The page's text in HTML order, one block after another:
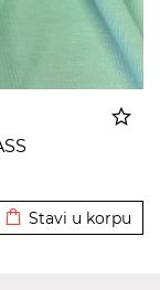
Stavi u korpu